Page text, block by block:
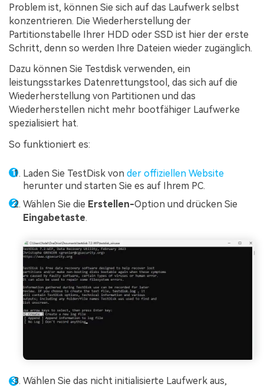
Problem ist, können Sie sich auf das Laufwerk selbst
konzentrieren. Die Wiederherstellung der
Partitionstabelle Ihrer HDD oder SSD ist hier der erste
Schritt, denn so werden Ihre Dateien wieder zugänglich.
Dazu können Sie Testdisk verwenden, ein
leistungsstarkes Datenrettungstool, das sich auf die
Wiederherstellung von Partitionen und das
Wiederherstellen nicht mehr bootfähiger Laufwerke
spezialisiert hat.
So funktioniert es:
Laden Sie TestDisk von der offiziellen Website
herunter und starten Sie es auf Ihrem PC.
Wählen Sie die Erstellen-Option und drücken Sie
Eingabetaste.
Wählen Sie das nicht initialisierte Laufwerk aus,